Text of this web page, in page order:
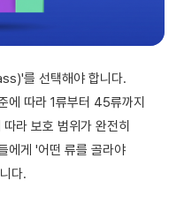
를 선택해야 합니다.
에 따라 1류부터 45류까지
라 보호 범위가 완전히
에게 '어떤 류를 골라야
다.